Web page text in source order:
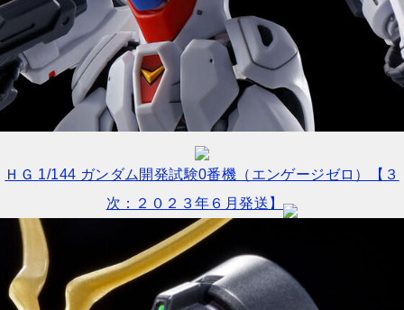
ＨＧ 1/144 ガンダム開発試験0番機（エンゲージゼロ）【３
次：２０２３年６月発送】